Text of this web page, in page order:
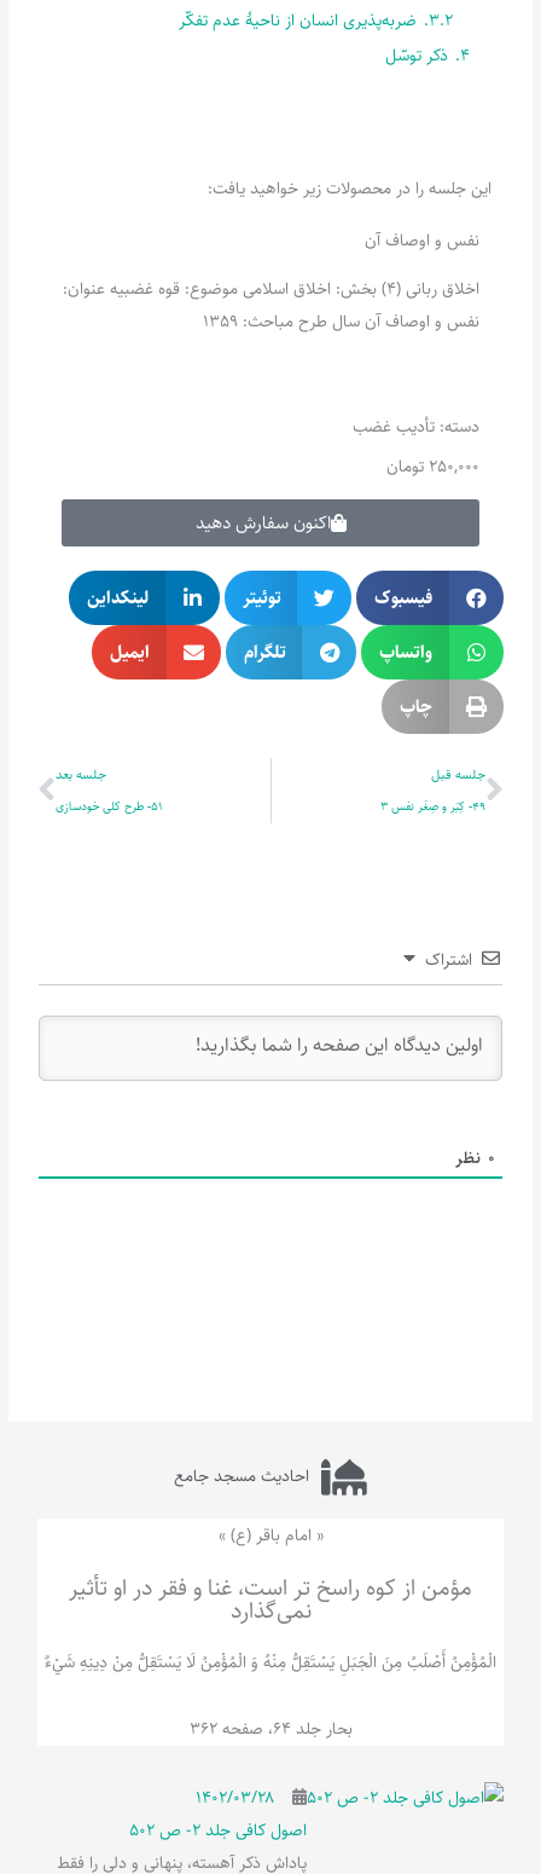
3.2. ضربه‌پذیری انسان از ناحیۀ عدم تفکّر
4. ذکر توسّل
این جلسه را در محصولات زیر خواهید یافت:
نفس و اوصاف آن
اخلاق ربانی (4) بخش: اخلاق اسلامی موضوع: قوه غضبیه عنوان:
نفس و اوصاف آن سال طرح مباحث: 1359
دسته:تأدیب غضب
250,000 تومان
اکنون سفارش دهید
فیسبوک توئیتر
لینکداین
واتساپ
تلگرام
ایمیل
چاپ
قبلی
جلسه قبل
49- کِبَر و صِغَر نفس 3
جلسه بعد
51- طرح کلی خودسازی
اشتراک
0 نظر
احادیث مسجد جامع
« امام باقر (ع) »
مؤمن از کوه راسخ تر است، غنا و فقر در او تأثیر
نمی‌گذارد
الْمُؤْمِنُ‌ أَصْلَبُ‌ مِنَ‌ الْجَبَلِ‌ یَسْتَقِلُّ مِنْهُ وَ الْمُؤْمِنُ لَا يَسْتَقِلُّ مِنْ دِينِهِ شَيْ‌ءٌ
بحار جلد 64، صفحه 362
۱۴۰۲/۰۳/۲۸
اصول کافی جلد 2- ص 502
پاداش ذکر آهسته، پنهانی و دلی را فقط